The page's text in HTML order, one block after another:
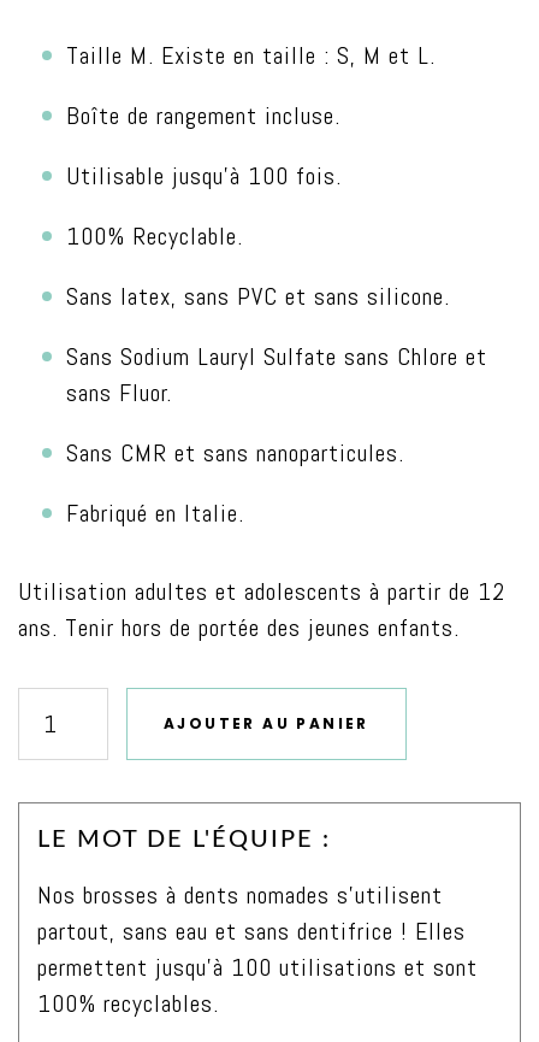
Taille M. Existe en taille : S, M et L.
Boîte de rangement incluse.
Utilisable jusqu’à 100 fois.
100% Recyclable.
Sans latex, sans PVC et sans silicone.
Sans Sodium Lauryl Sulfate sans Chlore et
sans Fluor.
Sans CMR et sans nanoparticules.
Fabriqué en Italie.
Utilisation adultes et adolescents à partir de 12
ans. Tenir hors de portée des jeunes enfants.
quantité
dents
blanchissante
nomade
adulte
AJOUTER AU PANIER
LE MOT DE L'ÉQUIPE :
Nos brosses à dents nomades s’utilisent
partout, sans eau et sans dentifrice ! Elles
permettent jusqu’à 100 utilisations et sont
100% recyclables.